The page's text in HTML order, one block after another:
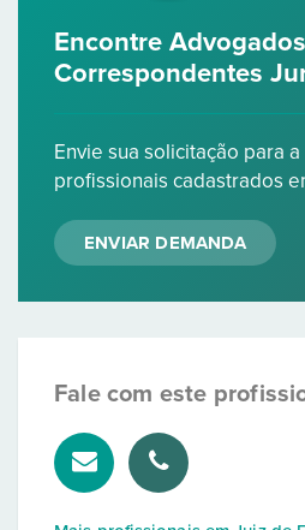
Encontre
Correspondentes
Envie sua solicitação para
profissionais cadastrados
ENVIAR DEMANDA
Fale com este